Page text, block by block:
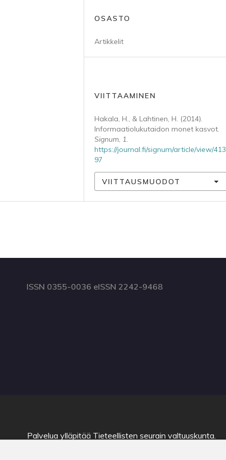
OSASTO
Artikkelit
VIITTAAMINEN
Hakala, H., & Lahtinen, H. (2014).
Informaatiolukutaidon monet kasvot.
Signum, 1.
https://journal.fi/signum/article/view/413
97
VIITTAUSMUODOT
ISSN 0355-0036 eISSN 2242-9468
Palvelua ylläpitää Tieteellisten seurain valtuuskunta.